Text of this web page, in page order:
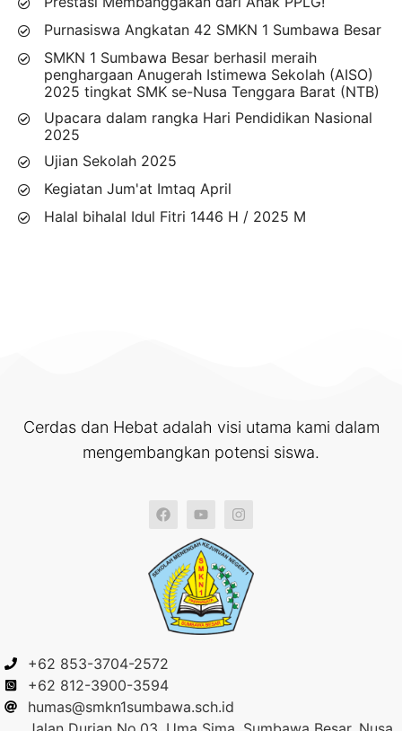
Purnasiswa Angkatan 42 SMKN 1 Sumbawa Besar
SMKN 1 Sumbawa Besar berhasil meraih
penghargaan Anugerah Istimewa Sekolah (AISO)
2025 tingkat SMK se-Nusa Tenggara Barat (NTB)
Upacara dalam rangka Hari Pendidikan Nasional
2025
Ujian Sekolah 2025
Kegiatan Jum'at Imtaq April
Halal bihalal Idul Fitri 1446 H / 2025 M
Cerdas dan Hebat adalah visi utama kami dalam
mengembangkan potensi siswa.
+62 853-3704-2572
+62 812-3900-3594
humas@smkn1sumbawa.sch.id